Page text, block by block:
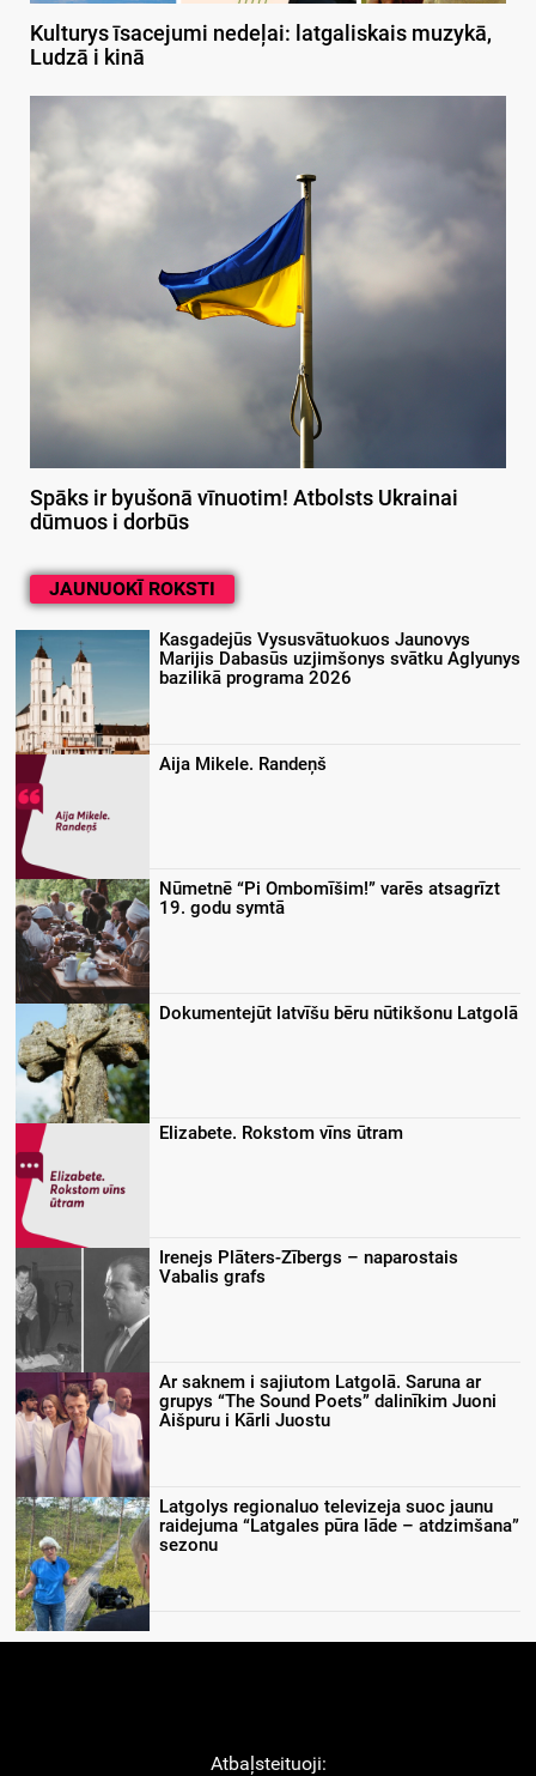
Kulturys īsacejumi nedeļai: latgaliskais muzykā,
Ludzā i kinā
Spāks ir byušonā vīnuotim! Atbolsts Ukrainai
dūmuos i dorbūs
JAUNUOKĪ ROKSTI
Kasgadejūs Vysusvātuokuos Jaunovys
Marijis Dabasūs uzjimšonys svātku Aglyunys
bazilikā programa 2026
Aija Mikele. Randeņš
Nūmetnē “Pi Ombomīšim!” varēs atsagrīzt
19. godu symtā
Dokumentejūt latvīšu bēru nūtikšonu Latgolā
Elizabete. Rokstom vīns ūtram
Irenejs Plāters-Zībergs – naparostais
Vabalis grafs
Ar saknem i sajiutom Latgolā. Saruna ar
grupys “The Sound Poets” dalinīkim Juoni
Aišpuru i Kārli Juostu
Latgolys regionaluo televizeja suoc jaunu
raidejuma “Latgales pūra lāde – atdzimšana”
sezonu
Atbaļsteituoji: